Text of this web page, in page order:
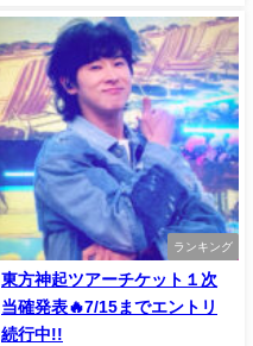
ランキング
東方神起ツアーチケット１次
当確発表🔥7/15までエントリ
続行中!!